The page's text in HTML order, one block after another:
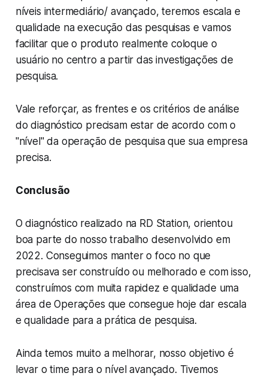
níveis intermediário/ avançado, teremos escala e
qualidade na execução das pesquisas e vamos
facilitar que o produto realmente coloque o
usuário no centro a partir das investigações de
pesquisa.
Vale reforçar, as frentes e os critérios de análise
do diagnóstico precisam estar de acordo com o
"nível" da operação de pesquisa que sua empresa
precisa.
Conclusão
O diagnóstico realizado na RD Station, orientou
boa parte do nosso trabalho desenvolvido em
2022. Conseguimos manter o foco no que
precisava ser construído ou melhorado e com isso,
construímos com muita rapidez e qualidade uma
área de Operações que consegue hoje dar escala
e qualidade para a prática de pesquisa.
Ainda temos muito a melhorar, nosso objetivo é
levar o time para o nível avançado. Tivemos